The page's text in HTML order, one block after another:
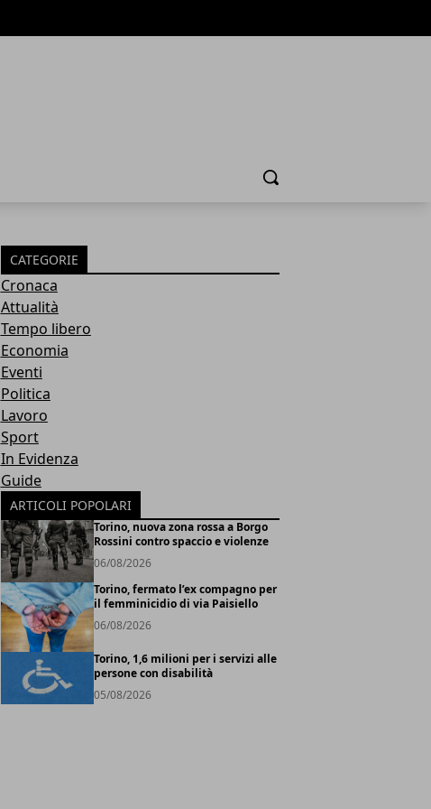
Cerca
CATEGORIE
Cronaca
Attualità
Tempo libero
Economia
Eventi
Politica
Lavoro
Sport
In Evidenza
Guide
ARTICOLI POPOLARI
Torino, nuova zona rossa a Borgo
Rossini contro spaccio e violenze
06/08/2026
Torino, fermato l’ex compagno per
il femminicidio di via Paisiello
06/08/2026
Torino, 1,6 milioni per i servizi alle
persone con disabilità
05/08/2026